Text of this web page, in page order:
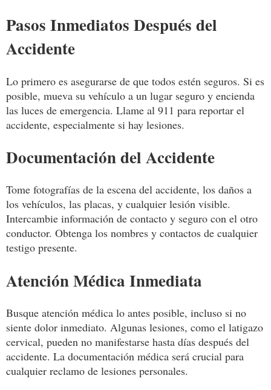
Pasos Inmediatos Después del
Accidente
Lo primero es asegurarse de que todos estén seguros. Si es
posible, mueva su vehículo a un lugar seguro y encienda
las luces de emergencia. Llame al 911 para reportar el
accidente, especialmente si hay lesiones.
Documentación del Accidente
Tome fotografías de la escena del accidente, los daños a
los vehículos, las placas, y cualquier lesión visible.
Intercambie información de contacto y seguro con el otro
conductor. Obtenga los nombres y contactos de cualquier
testigo presente.
Atención Médica Inmediata
Busque atención médica lo antes posible, incluso si no
siente dolor inmediato. Algunas lesiones, como el latigazo
cervical, pueden no manifestarse hasta días después del
accidente. La documentación médica será crucial para
cualquier reclamo de lesiones personales.